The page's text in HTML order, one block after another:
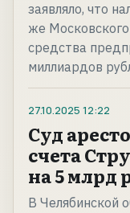
заявляло, что
же
средства
миллиардов
27.10.2025 12:22
Суд
счета
на 5 млрд
В Челябинской